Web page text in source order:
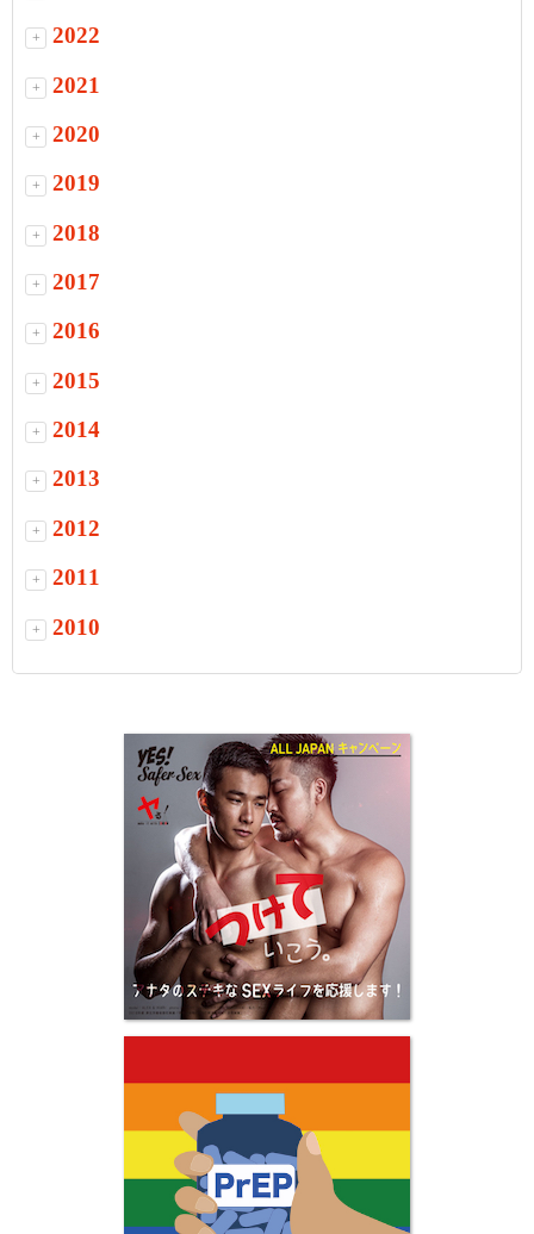
+ 2022
+ 2021
+ 2020
+ 2019
+ 2018
+ 2017
+ 2016
+ 2015
+ 2014
+ 2013
+ 2012
+ 2011
+ 2010